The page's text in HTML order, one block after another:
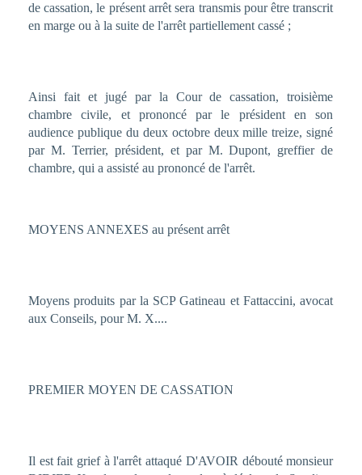
de cassation, le présent arrêt sera transmis pour être transcrit
en marge ou à la suite de l'arrêt partiellement cassé ;
Ainsi fait et jugé par la Cour de cassation, troisième
chambre civile, et prononcé par le président en son
audience publique du deux octobre deux mille treize, signé
par M. Terrier, président, et par M. Dupont, greffier de
chambre, qui a assisté au prononcé de l'arrêt.
MOYENS ANNEXES au présent arrêt
Moyens produits par la SCP Gatineau et Fattaccini, avocat
aux Conseils, pour M. X....
PREMIER MOYEN DE CASSATION
Il est fait grief à l'arrêt attaqué D'AVOIR débouté monsieur